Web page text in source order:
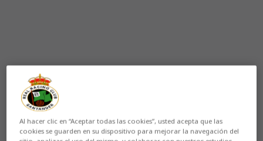
Al hacer clic en “Aceptar todas las cookies”, usted acepta que las
cookies se guarden en su dispositivo para mejorar la navegación del